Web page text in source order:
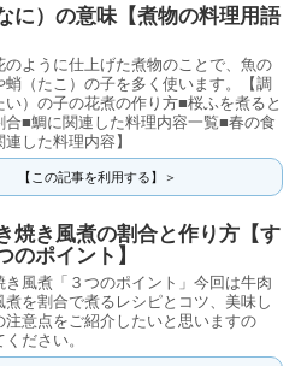
に）の意味【煮物の料理用語
のように仕上げた煮物のことで、魚の
蛸（たこ）の子を多く使います。【調
い）の子の花煮の作り方■桜ふを煮ると
合■鯛に関連した料理内容一覧■春の食
した料理内容】
【この記事を利用する】＞
焼き風煮の割合と作り方【す
のポイント】
き風煮「３つのポイント」今回は牛肉
煮を割合で煮るレシピとコツ、美味し
注意点をご紹介したいと思いますの
ださい。